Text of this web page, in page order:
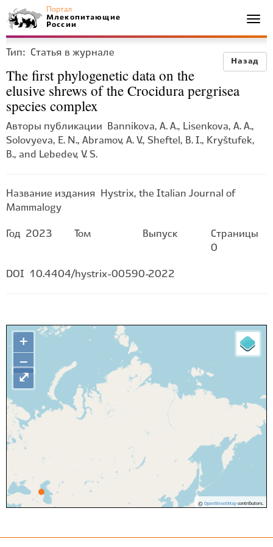
Портал
Млекопитающие
России
Назад
Тип: Статья в журнале
The first phylogenetic data on the
elusive shrews of the Crocidura pergrisea
species complex
Авторы публикации
Bannikova, A. A., Lisenkova, A. A.,
Solovyeva, E. N., Abramov, A. V., Sheftel, B. I., Kryštufek,
B., and Lebedev, V. S.
Название издания
Hystrix, the Italian Journal of
Mammalogy
Год 2023 Том Выпуск
Страницы
0
DOI 10.4404/hystrix-00590-2022
+
−
© OpenStreetMapcontributors.
⤢